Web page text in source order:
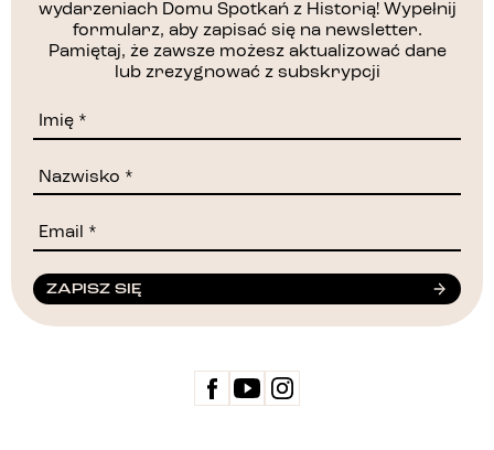
wydarzeniach Domu Spotkań z Historią! Wypełnij
formularz, aby zapisać się na newsletter.
Pamiętaj, że zawsze możesz aktualizować dane
lub zrezygnować z subskrypcji
ZAPISZ SIĘ